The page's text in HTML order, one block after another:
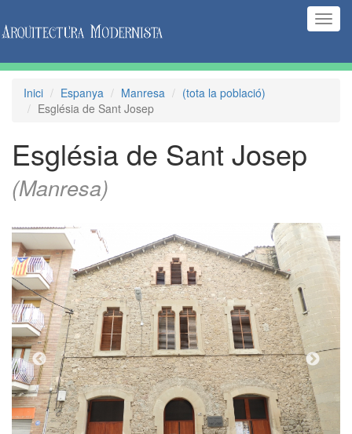
Inici Espanya Manresa
(tota la població)
Església de Sant Josep
Església de Sant Josep
(Manresa)